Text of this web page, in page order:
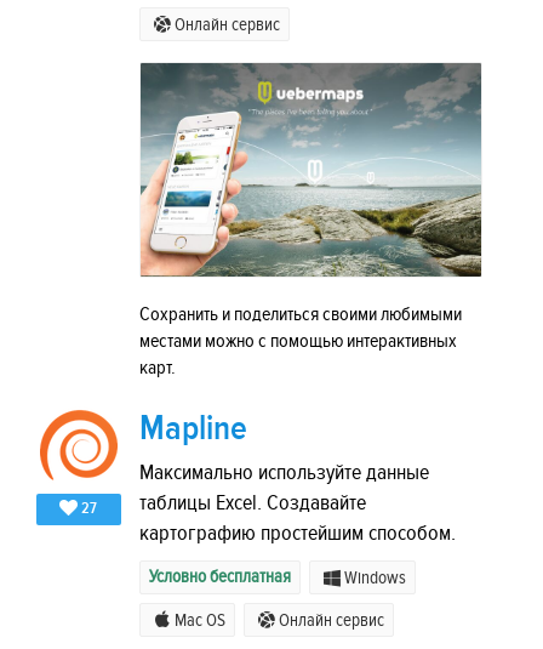
Онлайн сервис
Сохранить и поделиться своими любимыми
местами можно с помощью интерактивных
карт.
27
Mapline
Максимально используйте данные
таблицы Excel. Создавайте
картографию простейшим способом.
Условно бесплатная Windows
Mac OS Онлайн сервис